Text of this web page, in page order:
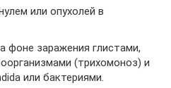
или опухолей в
фоне заражения глистами,
(трихомоноз) и
или бактериями.